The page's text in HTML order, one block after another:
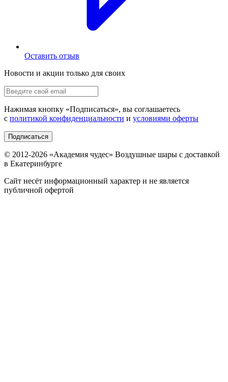
Оставить отзыв
Новости и акции только для своих
Нажимая кнопку «Подписаться», вы соглашаетесь
с политикой конфиденциальности и условиями оферты
Подписаться
© 2012-2026 «Академия чудес» Воздушные шары с доставкой
в Екатеринбурге
Сайт несёт информационный характер и не является
публичной офертой